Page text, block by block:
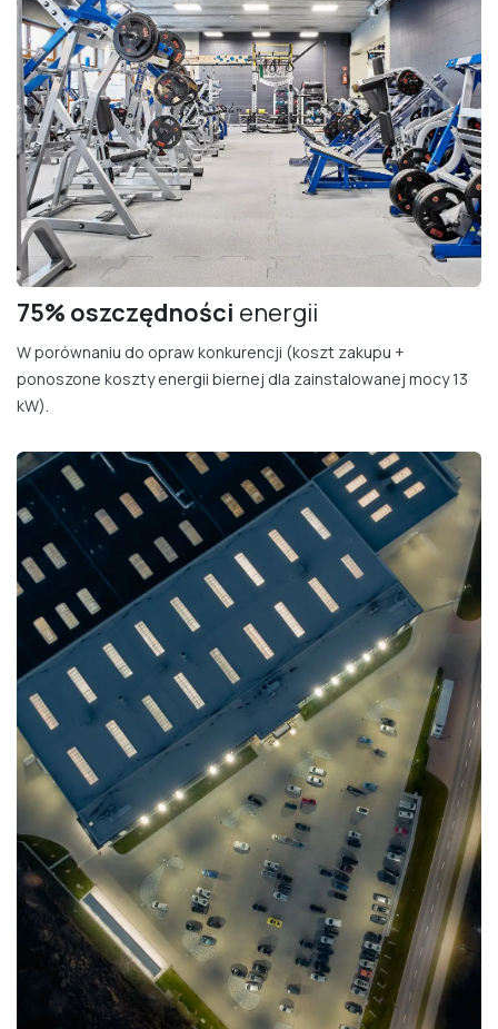
75% oszczędności energii
W porównaniu do opraw konkurencji (koszt zakupu +
ponoszone koszty energii biernej dla zainstalowanej mocy 13
kW).